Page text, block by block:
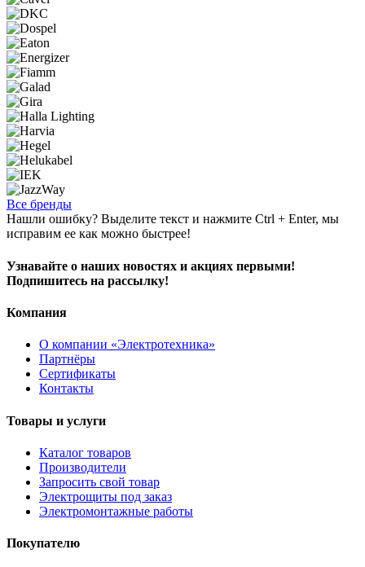
Все бренды
Нашли ошибку? Выделите текст и нажмите Ctrl + Enter, мы
исправим ее как можно быстрее!
Узнавайте о наших новостях и акциях первыми!
Подпишитесь на рассылку!
Компания
О компании «Электротехника»
Партнёры
Сертификаты
Контакты
Товары и услуги
Каталог товаров
Производители
Запросить свой товар
Электрощиты под заказ
Электромонтажные работы
Покупателю